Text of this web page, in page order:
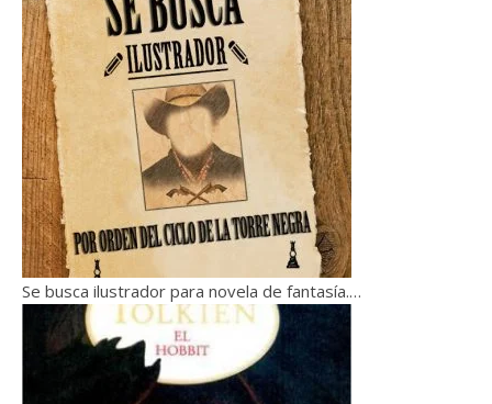
Se busca ilustrador para novela de fantasía.…